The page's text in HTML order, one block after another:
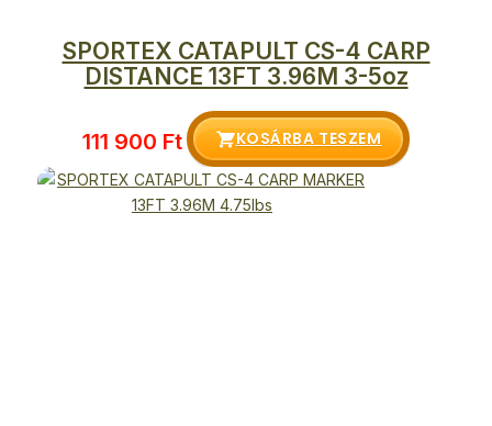
SPORTEX CATAPULT CS-4 CARP
DISTANCE 13FT 3.96M 3-5oz
111 900 Ft KOSÁRBA TESZEM